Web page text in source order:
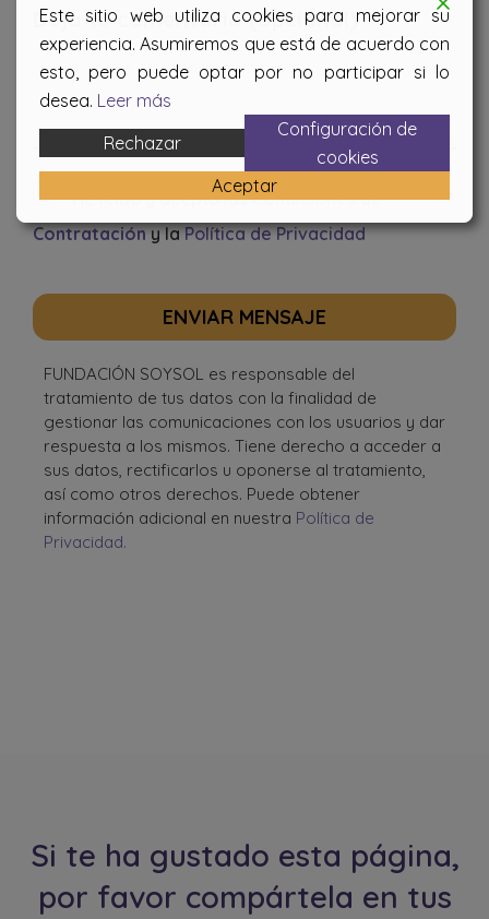
Deja tu comentario (opcional)
He leído y acepto lasCondiciones de
Contratacióny laPolítica de Privacidad
ENVIAR MENSAJE
FUNDACIÓN SOYSOL es responsable del
tratamiento de tus datos con la finalidad de
gestionar las comunicaciones con los usuarios y dar
respuesta a los mismos. Tiene derecho a acceder a
sus datos, rectificarlos u oponerse al tratamiento,
así como otros derechos. Puede obtener
información adicional en nuestra Política de
Privacidad.
Si te ha gustado esta página,
por favor compártela en tus
Este sitio web utiliza cookies para mejorar su
experiencia. Asumiremos que está de acuerdo con
esto, pero puede optar por no participar si lo
desea. Leer más
Rechazar
Configuración de
cookies
Aceptar